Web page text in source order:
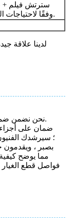
سترتش فيلم +
وفقًا لاحتياجات المشتري ، آمن للنقل إلى الخارج.
لدينا علاقة
نحن نضمن
بصبر ، ويقدمون
مما يوضح
فواصل قطع الغيار